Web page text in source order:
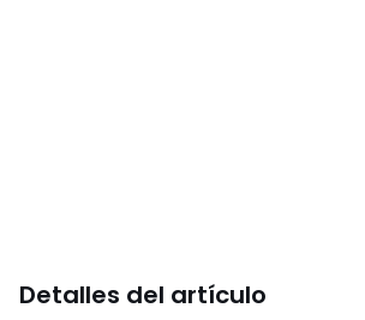
Detalles del artículo